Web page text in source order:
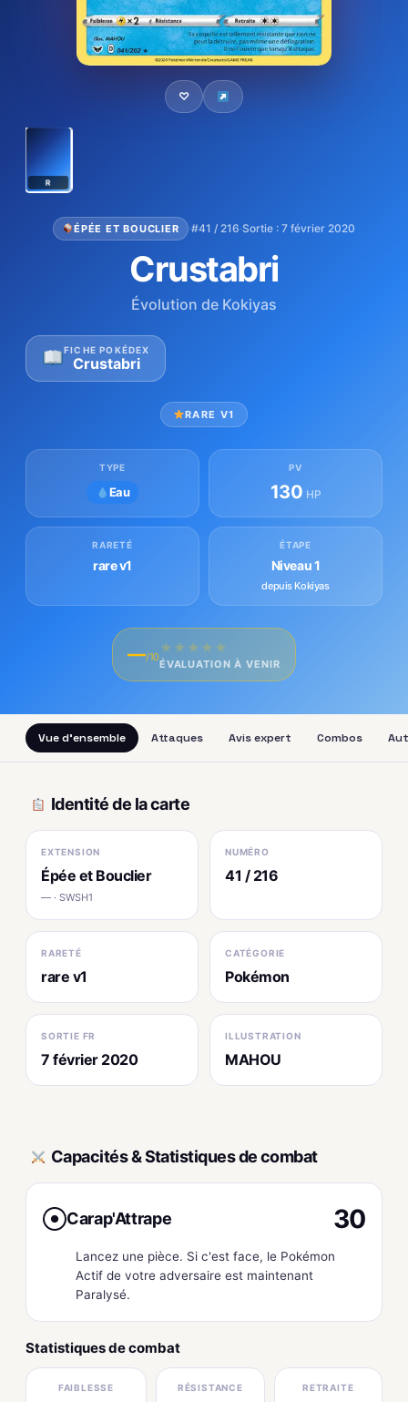
♡
R
ÉPÉE ET BOUCLIER ·#41 / 216·Sortie : 7 février 2020
Crustabri
Évolution de Kokiyas
FICHE POKÉDEX
Crustabri
RARE V1
TYPE
Eau
PV
130 HP
RARETÉ
rare v1
ÉTAPE
Niveau 1
depuis Kokiyas
—/10
★ ★ ★ ★ ★
ÉVALUATION À VENIR
Vue d'ensemble Attaques Avis expert Combos
Identité de la carte
EXTENSION
Épée et Bouclier
— · SWSH1
NUMÉRO
41 / 216
RARETÉ
rare v1
CATÉGORIE
Pokémon
SORTIE FR
7 février 2020
ILLUSTRATION
MAHOU
Capacités & Statistiques de combat
● Carap'Attrape 30
Lancez une pièce. Si c'est face, le Pokémon
Actif de votre adversaire est maintenant
Paralysé.
Statistiques de combat
FAIBLESSE RÉSISTANCE RETRAITE